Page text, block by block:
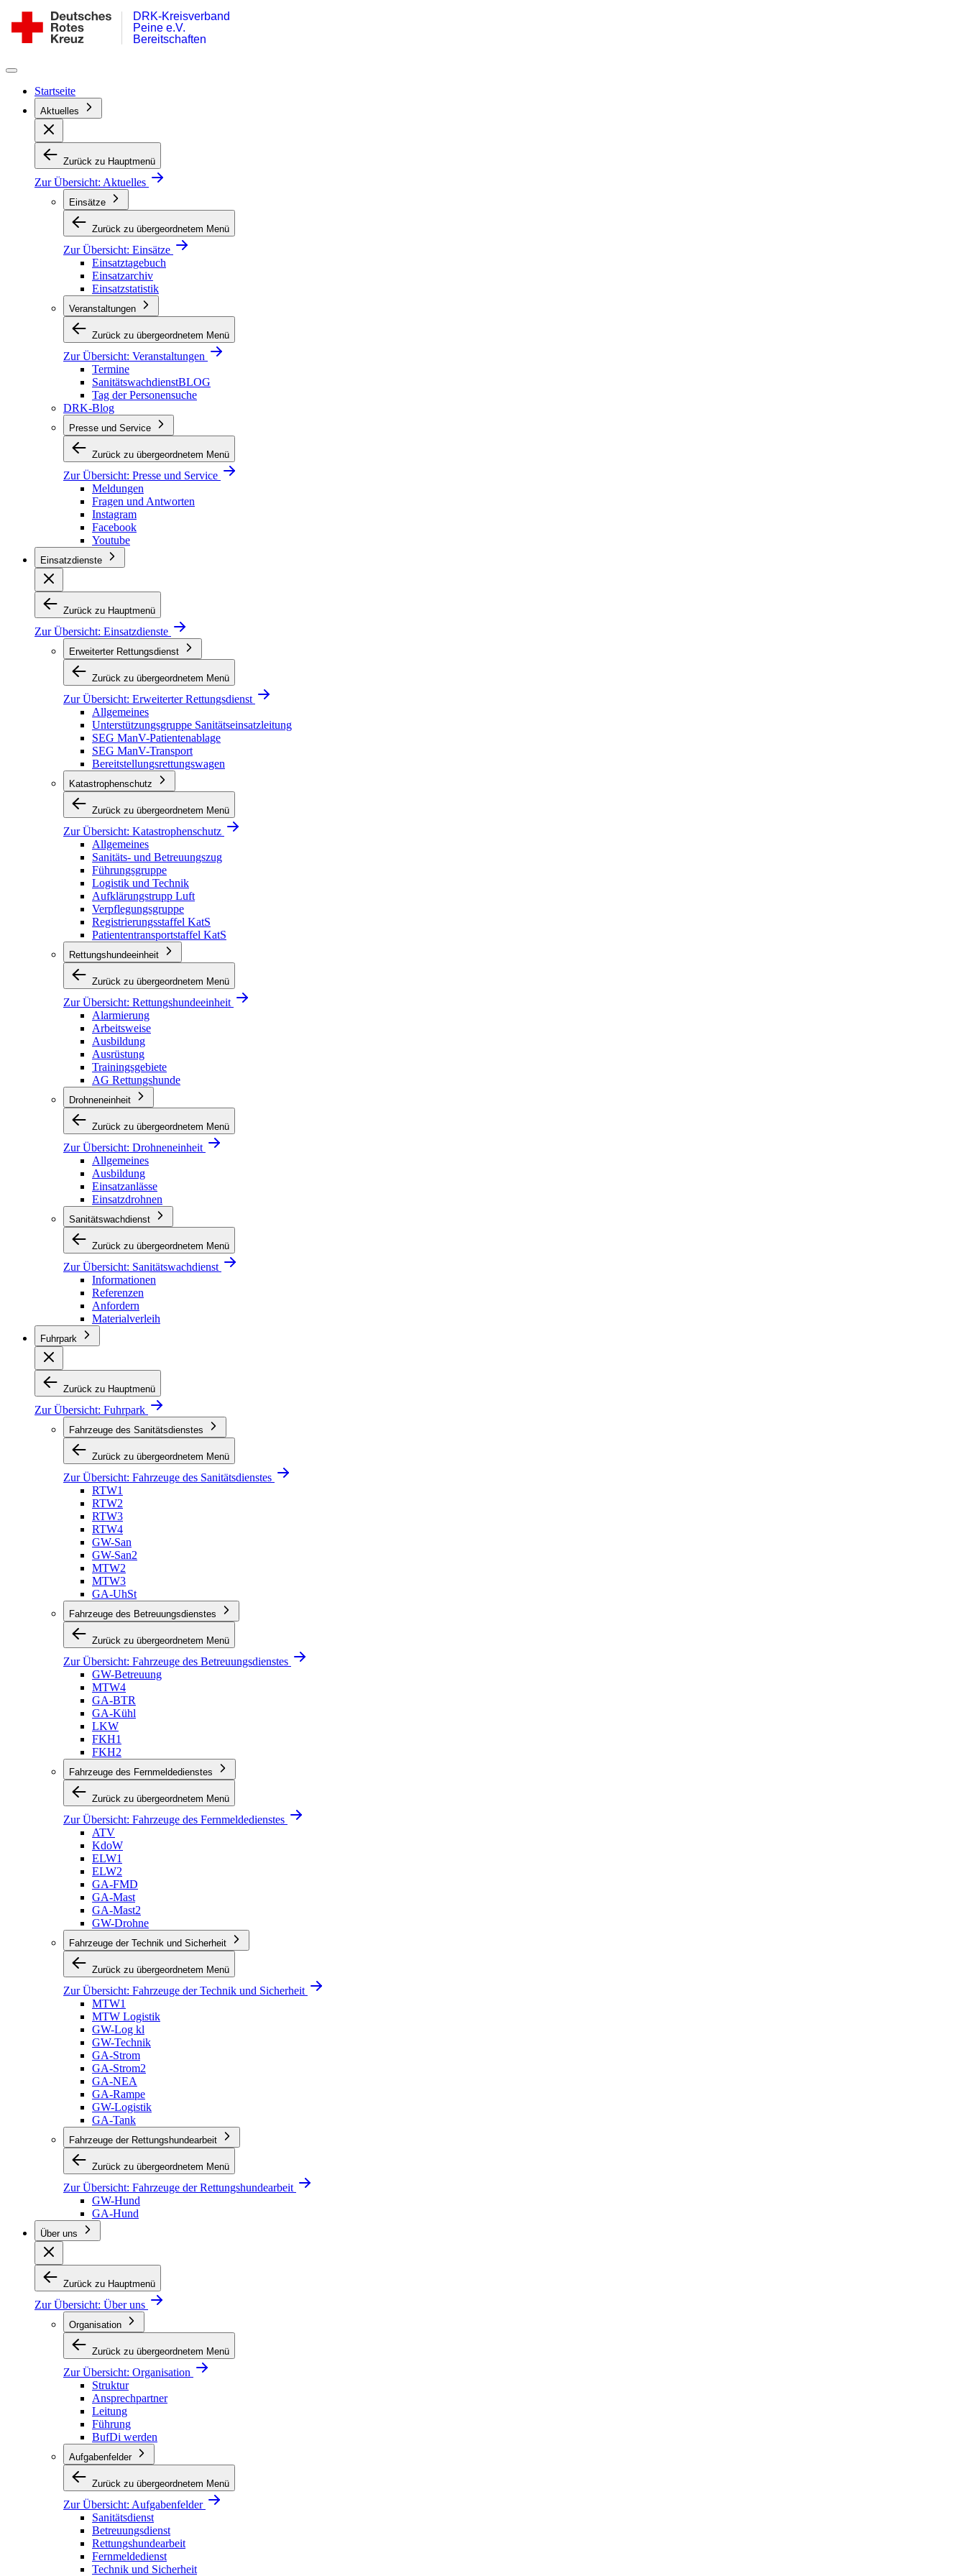
Inhalt
springen
Bereitschaft
Peine
Bereitschaften
Peine e.V.
DRK-Kreisverband
Startseite
Aktuelles
Zurück zu Hauptmenü
Zur Übersicht: Aktuelles
Einsätze
Zurück zu übergeordnetem Menü
Zur Übersicht: Einsätze
Einsatztagebuch
Einsatzarchiv
Einsatzstatistik
Veranstaltungen
Zurück zu übergeordnetem Menü
Zur Übersicht: Veranstaltungen
Termine
SanitätswachdienstBLOG
Tag der Personensuche
DRK-Blog
Presse und Service
Zurück zu übergeordnetem Menü
Zur Übersicht: Presse und Service
Meldungen
Fragen und Antworten
Instagram
Facebook
Youtube
Einsatzdienste
Zurück zu Hauptmenü
Zur Übersicht: Einsatzdienste
Erweiterter Rettungsdienst
Zurück zu übergeordnetem Menü
Zur Übersicht: Erweiterter Rettungsdienst
Allgemeines
Unterstützungsgruppe Sanitätseinsatzleitung
SEG ManV-Patientenablage
SEG ManV-Transport
Bereitstellungsrettungswagen
Katastrophenschutz
Zurück zu übergeordnetem Menü
Zur Übersicht: Katastrophenschutz
Allgemeines
Sanitäts- und Betreuungszug
Führungsgruppe
Logistik und Technik
Aufklärungstrupp Luft
Verpflegungsgruppe
Registrierungsstaffel KatS
Patiententransportstaffel KatS
Rettungshundeeinheit
Zurück zu übergeordnetem Menü
Zur Übersicht: Rettungshundeeinheit
Alarmierung
Arbeitsweise
Ausbildung
Ausrüstung
Trainingsgebiete
AG Rettungshunde
Drohneneinheit
Zurück zu übergeordnetem Menü
Zur Übersicht: Drohneneinheit
Allgemeines
Ausbildung
Einsatzanlässe
Einsatzdrohnen
Sanitätswachdienst
Zurück zu übergeordnetem Menü
Zur Übersicht: Sanitätswachdienst
Informationen
Referenzen
Anfordern
Materialverleih
Fuhrpark
Zurück zu Hauptmenü
Zur Übersicht: Fuhrpark
Fahrzeuge des Sanitätsdienstes
Zurück zu übergeordnetem Menü
Zur Übersicht: Fahrzeuge des Sanitätsdienstes
RTW1
RTW2
RTW3
RTW4
GW-San
GW-San2
MTW2
MTW3
GA-UhSt
Fahrzeuge des Betreuungsdienstes
Zurück zu übergeordnetem Menü
Zur Übersicht: Fahrzeuge des Betreuungsdienstes
GW-Betreuung
MTW4
GA-BTR
GA-Kühl
LKW
FKH1
FKH2
Fahrzeuge des Fernmeldedienstes
Zurück zu übergeordnetem Menü
Zur Übersicht: Fahrzeuge des Fernmeldedienstes
ATV
KdoW
ELW1
ELW2
GA-FMD
GA-Mast
GA-Mast2
GW-Drohne
Fahrzeuge der Technik und Sicherheit
Zurück zu übergeordnetem Menü
Zur Übersicht: Fahrzeuge der Technik und Sicherheit
MTW1
MTW Logistik
GW-Log kl
GW-Technik
GA-Strom
GA-Strom2
GA-NEA
GA-Rampe
GW-Logistik
GA-Tank
Fahrzeuge der Rettungshundearbeit
Zurück zu übergeordnetem Menü
Zur Übersicht: Fahrzeuge der Rettungshundearbeit
GW-Hund
GA-Hund
Über uns
Zurück zu Hauptmenü
Zur Übersicht: Über uns
Organisation
Zurück zu übergeordnetem Menü
Zur Übersicht: Organisation
Struktur
Ansprechpartner
Leitung
Führung
BufDi werden
Aufgabenfelder
Zurück zu übergeordnetem Menü
Zur Übersicht: Aufgabenfelder
Sanitätsdienst
Betreuungsdienst
Rettungshundearbeit
Fernmeldedienst
Technik und Sicherheit